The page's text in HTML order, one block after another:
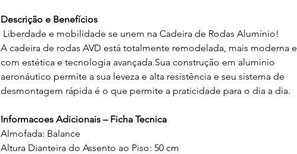
Descrição e Benefícios
Liberdade e mobilidade se unem na Cadeira de Rodas Alumínio!
A cadeira de rodas AVD está totalmente remodelada, mais moderna e
com estética e tecnologia avançada.Sua construção em alumínio
aeronáutico permite a sua leveza e alta resistência e seu sistema de
desmontagem rápida é o que permite a praticidade para o dia a dia.
Informacoes Adicionais – Ficha Tecnica
Almofada: Balance
Altura Dianteira do Assento ao Piso: 50 cm